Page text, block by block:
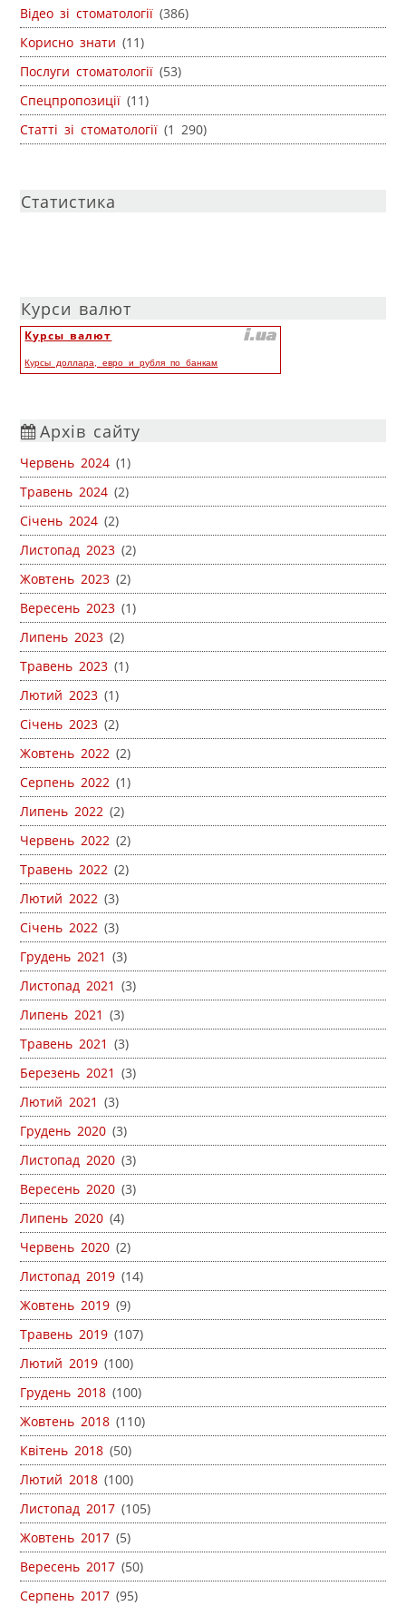
Відео зі стоматології (386)
Корисно знати (11)
Послуги стоматології (53)
Спецпропозиції (11)
Статті зі стоматології (1 290)
Статистика
Курси валют
Курсы валют
Курсы доллара, евро и рубля по банкам
Архів сайту
Червень 2024 (1)
Травень 2024 (2)
Січень 2024 (2)
Листопад 2023 (2)
Жовтень 2023 (2)
Вересень 2023 (1)
Липень 2023 (2)
Травень 2023 (1)
Лютий 2023 (1)
Січень 2023 (2)
Жовтень 2022 (2)
Серпень 2022 (1)
Липень 2022 (2)
Червень 2022 (2)
Травень 2022 (2)
Лютий 2022 (3)
Січень 2022 (3)
Грудень 2021 (3)
Листопад 2021 (3)
Липень 2021 (3)
Травень 2021 (3)
Березень 2021 (3)
Лютий 2021 (3)
Грудень 2020 (3)
Листопад 2020 (3)
Вересень 2020 (3)
Липень 2020 (4)
Червень 2020 (2)
Листопад 2019 (14)
Жовтень 2019 (9)
Травень 2019 (107)
Лютий 2019 (100)
Грудень 2018 (100)
Жовтень 2018 (110)
Квітень 2018 (50)
Лютий 2018 (100)
Листопад 2017 (105)
Жовтень 2017 (5)
Вересень 2017 (50)
Серпень 2017 (95)